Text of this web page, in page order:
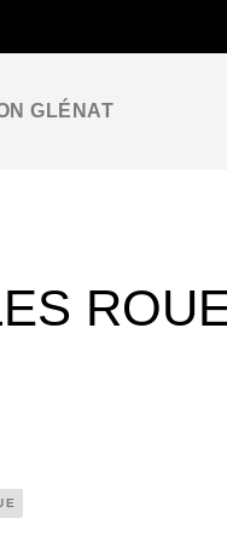
GLÉNAT